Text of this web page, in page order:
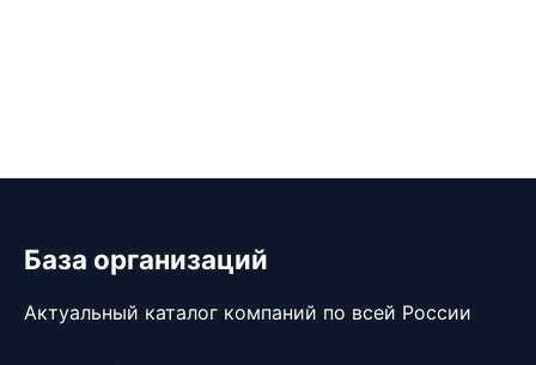
База организаций
Актуальный каталог компаний по всей России